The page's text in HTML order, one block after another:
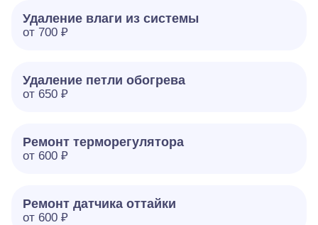
Удаление влаги из системы
от 700 ₽
Удаление петли обогрева
от 650 ₽
Ремонт терморегулятора
от 600 ₽
Ремонт датчика оттайки
от 600 ₽